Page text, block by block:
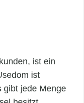
ist ein
ist
gibt jede Menge